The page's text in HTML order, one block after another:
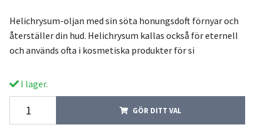
Helichrysum-oljan med sin söta honungsdoft förnyar och
återställer din hud. Helichrysum kallas också för eternell
och används ofta i kosmetiska produkter för si
I lager.
GÖR DITT VAL